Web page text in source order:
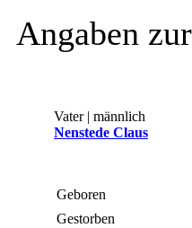
Angaben
Vater | männlich
Nenstede Claus
Geboren
Gestorben